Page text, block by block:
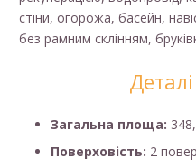
стіни, огорожа, басейн,
без рамним склінням,
Загальна площа:
Поверховість: 2